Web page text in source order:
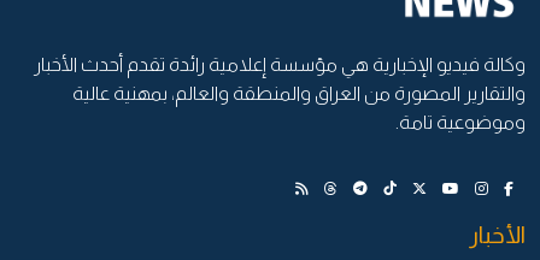
وكالة فيديو الإخبارية هي مؤسسة إعلامية رائدة تقدم أحدث الأخبار
والتقارير المصورة من العراق والمنطقة والعالم، بمهنية عالية
وموضوعية تامة.
الأخبار